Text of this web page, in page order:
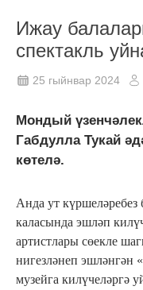
Ижау
спектакль
25 гыйнвар 2024
Мондый
Габдулла Тукай
көтелә.
Анда ут
каласында эшләп
артистлары сөекле
нигезләнеп эшләнгән
музейга килүчеләргә